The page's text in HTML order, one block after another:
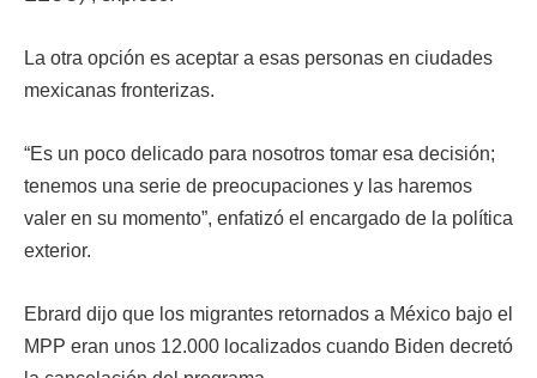
La otra opción es aceptar a esas personas en ciudades
mexicanas fronterizas.
“Es un poco delicado para nosotros tomar esa decisión;
tenemos una serie de preocupaciones y las haremos
valer en su momento”, enfatizó el encargado de la política
exterior.
Ebrard dijo que los migrantes retornados a México bajo el
MPP eran unos 12.000 localizados cuando Biden decretó